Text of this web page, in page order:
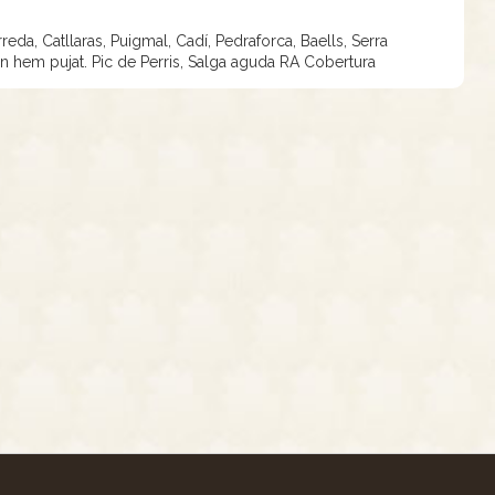
Catllaras, Puigmal, Cadí, Pedraforca, Baells, Serra
pujat. Pic de Perris, Salga aguda RA Cobertura